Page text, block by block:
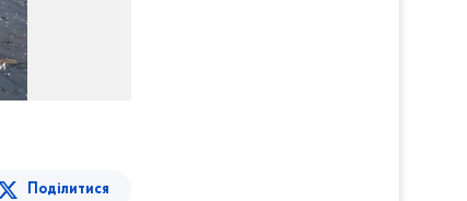
Поділитися